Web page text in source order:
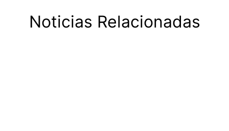
Noticias Relacionadas